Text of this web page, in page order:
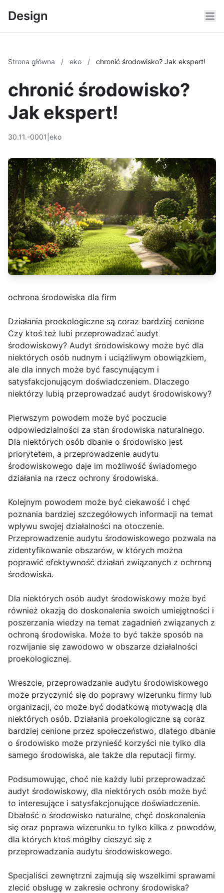
Design
Strona główna / eko / chronić środowisko? Jak ekspert!
chronić środowisko?
Jak ekspert!
30.11.-0001 eko
ochrona środowiska dla firm
Działania proekologiczne są coraz bardziej cenione
Czy ktoś też lubi przeprowadzać audyt
środowiskowy? Audyt środowiskowy może być dla
niektórych osób nudnym i uciążliwym obowiązkiem,
ale dla innych może być fascynującym i
satysfakcjonującym doświadczeniem. Dlaczego
niektórzy lubią przeprowadzać audyt środowiskowy?
Pierwszym powodem może być poczucie
odpowiedzialności za stan środowiska naturalnego.
Dla niektórych osób dbanie o środowisko jest
priorytetem, a przeprowadzenie audytu
środowiskowego daje im możliwość świadomego
działania na rzecz ochrony środowiska.
Kolejnym powodem może być ciekawość i chęć
poznania bardziej szczegółowych informacji na temat
wpływu swojej działalności na otoczenie.
Przeprowadzenie audytu środowiskowego pozwala na
zidentyfikowanie obszarów, w których można
poprawić efektywność działań związanych z ochroną
środowiska.
Dla niektórych osób audyt środowiskowy może być
również okazją do doskonalenia swoich umiejętności i
poszerzania wiedzy na temat zagadnień związanych z
ochroną środowiska. Może to być także sposób na
rozwijanie się zawodowo w obszarze działalności
proekologicznej.
Wreszcie, przeprowadzanie audytu środowiskowego
może przyczynić się do poprawy wizerunku firmy lub
organizacji, co może być dodatkową motywacją dla
niektórych osób. Działania proekologiczne są coraz
bardziej cenione przez społeczeństwo, dlatego dbanie
o środowisko może przynieść korzyści nie tylko dla
samego środowiska, ale także dla reputacji firmy.
Podsumowując, choć nie każdy lubi przeprowadzać
audyt środowiskowy, dla niektórych osób może być
to interesujące i satysfakcjonujące doświadczenie.
Dbałość o środowisko naturalne, chęć doskonalenia
się oraz poprawa wizerunku to tylko kilka z powodów,
dla których ktoś mógłby cieszyć się z
przeprowadzania audytu środowiskowego.
Specjaliści zewnętrzni zajmują się wszelkimi sprawami
zlecić obsługę w zakresie ochrony środowiska?